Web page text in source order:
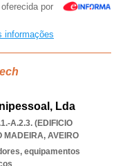
oferecida por
informações
Lda
A.2.3. (EDIFICIO
MADEIRA, AVEIRO
equipamentos